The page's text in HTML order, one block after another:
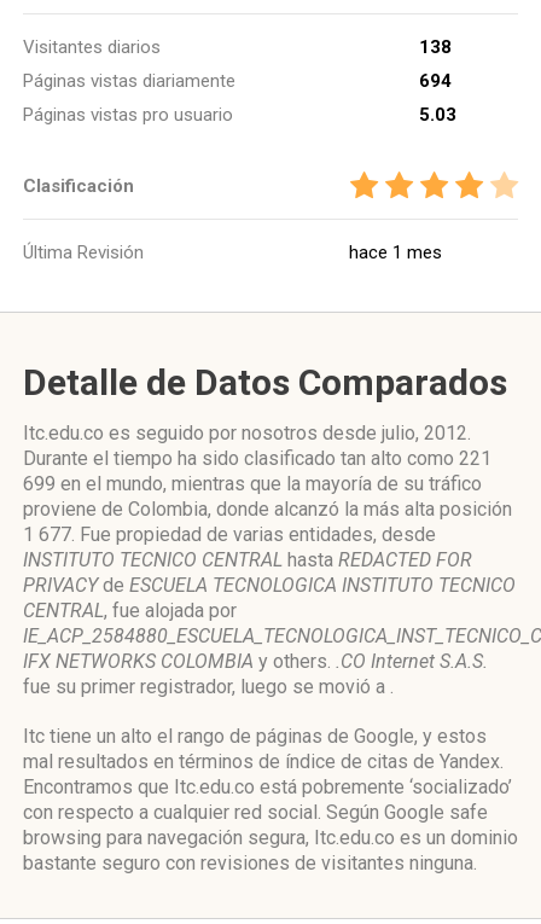
Visitantes diarios
138
Páginas vistas diariamente
694
Páginas vistas pro usuario
5.03
Clasificación
Última Revisión hace 1 mes
Detalle de Datos Comparados
Itc.edu.co es seguido por nosotros desde julio, 2012.
Durante el tiempo ha sido clasificado tan alto como 221
699 en el mundo, mientras que la mayoría de su tráfico
proviene de Colombia, donde alcanzó la más alta posición
1 677. Fue propiedad de varias entidades, desde
INSTITUTO TECNICO CENTRAL hasta REDACTED FOR
PRIVACYde ESCUELA TECNOLOGICA INSTITUTO TECNICO
CENTRAL, fue alojada por
IFX NETWORKS COLOMBIA y others. .CO Internet S.A.S.
fue su primer registrador, luego se movió a .
Itc tiene un alto el rango de páginas de Google, y estos
mal resultados en términos de índice de citas de Yandex.
Encontramos que Itc.edu.co está pobremente ‘socializado’
con respecto a cualquier red social. Según Google safe
browsing para navegación segura, Itc.edu.co es un dominio
bastante seguro con revisiones de visitantes ninguna.